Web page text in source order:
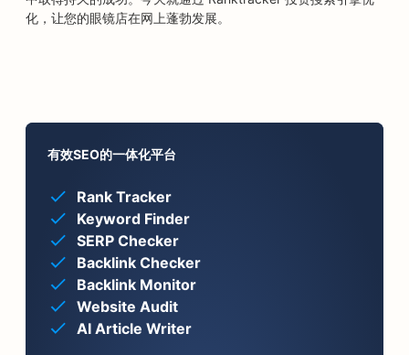
化，让您的眼镜店在网上蓬勃发展。
有效SEO的一体化平台
Rank Tracker
Keyword Finder
SERP Checker
Backlink Checker
Backlink Monitor
Website Audit
AI Article Writer